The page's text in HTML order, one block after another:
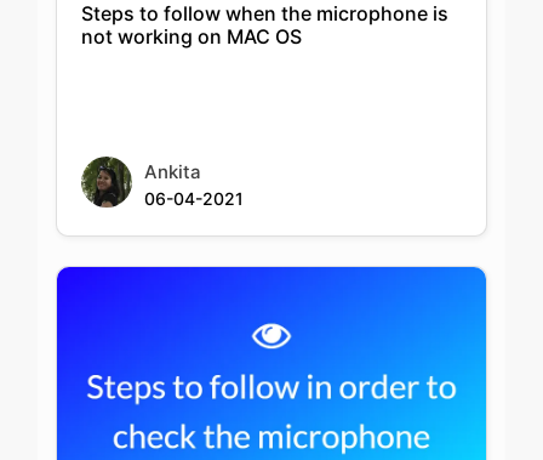
Steps to follow when the microphone is
not working on MAC OS
Ankita
06-04-2021